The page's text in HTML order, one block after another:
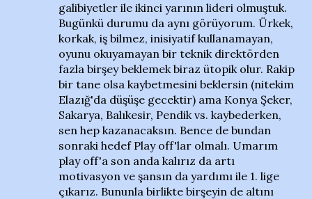
galibiyetler ile ikinci yarının lideri olmuştuk.
Bugünkü durumu da aynı görüyorum. Ürkek,
korkak, iş bilmez, inisiyatif kullanamayan,
oyunu okuyamayan bir teknik direktörden
fazla birşey beklemek biraz ütopik olur. Rakip
bir tane olsa kaybetmesini beklersin (nitekim
Elazığ'da düşüşe gecektir) ama Konya Şeker,
Sakarya, Balıkesir, Pendik vs. kaybederken,
sen hep kazanacaksın. Bence de bundan
sonraki hedef Play off'lar olmalı. Umarım
play off'a son anda kalırız da artı
motivasyon ve şansın da yardımı ile 1. lige
çıkarız. Bununla birlikte birşeyin de altını